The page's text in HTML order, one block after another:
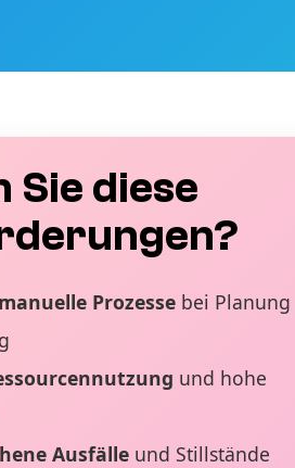
Sie diese
Prozessebei Planung
und hohe
Ausfälleund Stillstände